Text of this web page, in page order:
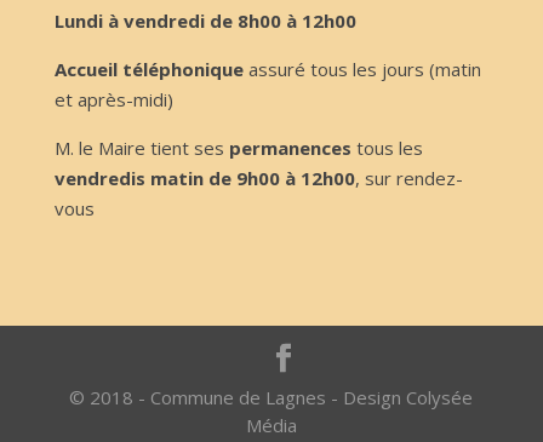
Lundi à vendredi de 8h00 à 12h00
Accueil téléphoniqueassuré tous les jours (matin
et après-midi)
M. le Maire tient ses permanences tous les
vendredis matin de 9h00 à 12h00, sur rendez-
vous
© 2018 - Commune de Lagnes - Design Colysée
Média